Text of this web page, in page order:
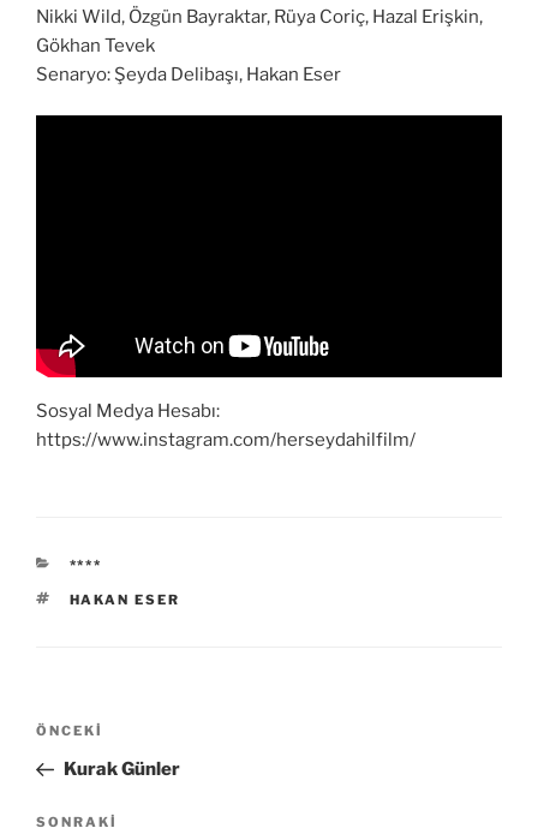
Nikki Wild, Özgün Bayraktar, Rüya Coriç, Hazal Erişkin,
Gökhan Tevek
Senaryo: Şeyda Delibaşı, Hakan Eser
Sosyal Medya Hesabı:
https://www.instagram.com/herseydahilfilm/
KATEGORILER
****
ETIKETLER
HAKAN ESER
Yazı
Önceki
Yazı
ÖNCEKI
Kurak Günler
Sonraki
SONRAKI